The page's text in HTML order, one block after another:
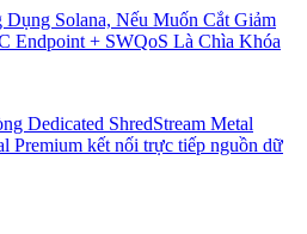
Solana, Nếu Muốn Cắt Giảm
Endpoint + SWQoS Là Chìa Khóa
Dedicated ShredStream Metal
Premium kết nối trực tiếp nguồn dữ